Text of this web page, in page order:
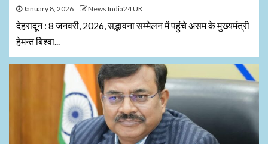
January 8, 2026 News India24 UK
देहरादून : 8 जनवरी, 2026, सद्भावना सम्मेलन में पहुंचे असम के मुख्यमंत्री
हेमन्त बिश्वा...